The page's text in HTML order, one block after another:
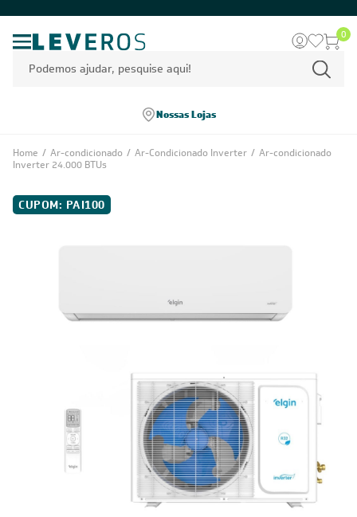
0
Nossas Lojas
Home / Ar-condicionado / Ar-Condicionado Inverter / Ar-condicionado
Inverter 24.000 BTUs
CUPOM: PAI100